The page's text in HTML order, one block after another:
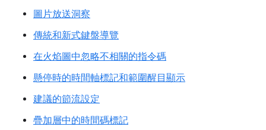
圖片放送洞察
傳統和新式鍵盤導覽
在火焰圖中忽略不相關的指令碼
懸停時的時間軸標記和範圍醒目顯示
建議的節流設定
疊加層中的時間碼標記